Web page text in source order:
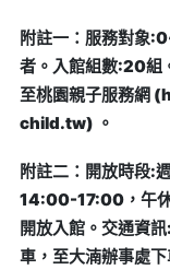
附註一：服務對象
者。入館組數:20組
至桃園親子服務
child.tw) 。
附註二：開放時段:
14:00-17:00，午休
開放入館。交通資
車，至大湳辦事處